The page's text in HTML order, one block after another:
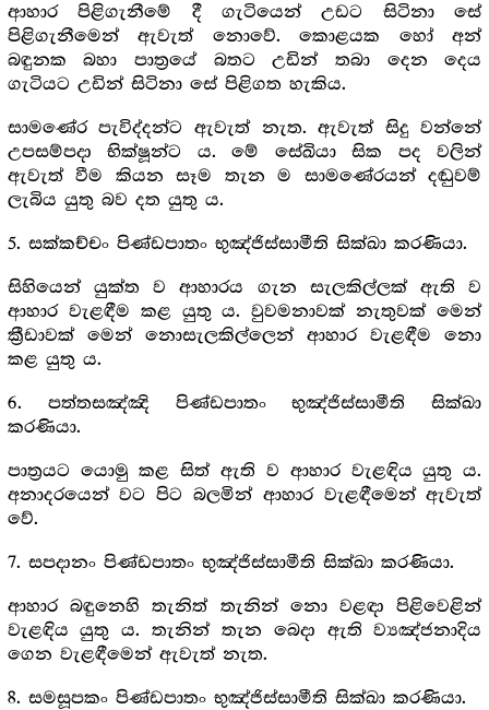
ආහාර පිළිගැනීමේ දී ගැටියෙන් උඩට සිටිනා සේ
පිළිගැනීමෙන් ඇවැත් නොවේ. කොළයක හෝ අන්
බඳුනක බහා පාත්‍රයේ බතට උඩින් තබා දෙන දෙය
ගැටියට උඩින් සිටිනා සේ පිළිගත හැකිය.
සාමණේර පැවිද්දන්ට ඇවැත් නැත. ඇවැත් සිදු වන්නේ
උපසම්පදා භික්ෂූන්ට ය. මේ සේඛියා සික පද වලින්
ඇවැත් වීම කියන සෑම තැන ම සාමණේරයන් දඬුවම්
ලැබිය යුතු බව දත යුතු ය.
5. සක්කච්චං පිණ්ඩපාතං භුඤ්ජිස්සාමීති සික්ඛා කරණියා.
සිහියෙන් යුක්ත ව ආහාරය ගැන සැලකිල්ලක් ඇති ව
ආහාර වැළඳීම කළ යුතු ය. වුවමනාවක් නැතුවක් මෙන්
ක්‍රීඩාවක් මෙන් නොසැලකිල්ලෙන් ආහාර වැළඳීම නො
කළ යුතු ය.
6. පත්තසඤ්ඤි පිණ්ඩපාතං භුඤ්ජිස්සාමීති සික්ඛා
කරණියා.
පාත්‍ර‍යට යොමු කළ සිත් ඇති ව ආහාර වැළඳිය යුතු ය.
අනාදරයෙන් වට පිට බලමින් ආහාර වැළඳීමෙන් ඇවැත්
වේ.
7. සපදානං පිණ්ඩපාතං භුඤ්ජිස්සාමීති සික්ඛා කරණියා.
ආහාර බඳුනෙහි තැනිත් තැනින් නො වළඳා පිළිවෙළින්
වැළඳිය යුතු ය. තැනින් තැන බෙදා ඇති ව්‍යඤ්ජනාදිය
ගෙන වැළඳීමෙන් ඇවැත් නැත.
8. සමසූපකං පිණ්ඩපාතං භුඤ්ජිස්සාමීති සික්ඛා කරණියා.